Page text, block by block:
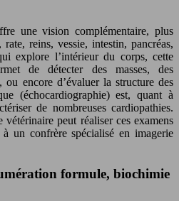
une vision complémentaire, plus
reins, vessie, intestin, pancréas,
explore l’intérieur du corps, cette
de détecter des masses, des
ou encore d’évaluer la structure des
(échocardiographie) est, quant à
de nombreuses cardiopathies.
peut réaliser ces examens
un confrère spécialisé en imagerie
formule, biochimie